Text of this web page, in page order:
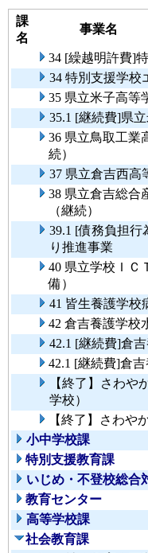
課
名
事業名
34 [繰越明許費]
34 特別支援学校
35 県立米子高等
35.1 [継続費]県
36 県立鳥取工業
続）
37 県立倉吉西高
38 県立倉吉総合
（継続）
39.1 [債務負担
り推進事業
40 県立学校ＩＣ
備）
41 皆生養護学校
42 倉吉養護学校
42.1 [継続費]倉
42.1 [継続費]倉
【終了】さわや
学校）
【終了】さわや
小中学校課
特別支援教育課
いじめ・不登校総合
教育センター
高等学校課
社会教育課